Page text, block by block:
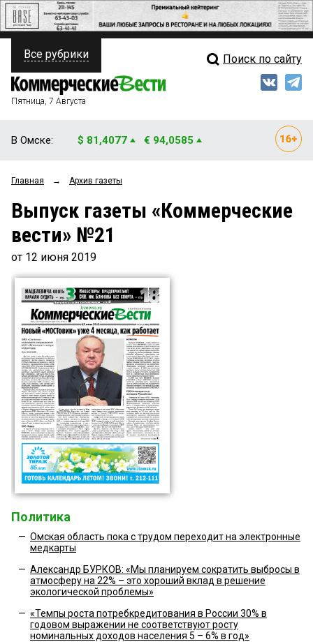
ПОЛИТИКА
ФИНАНСЫ
ОБЩЕСТВО
ЗАКОН
ПРОИСШЕСТВИЯ
СТИЛЬ ЖИЗНИ
Свежий выпуск
Рейтинги
Все рубрики Поиск по сайту
Пятница, 7 Августа
В Омске: $ 81,4077 € 94,0585
Главная → Архив газеты
Выпуск газеты «Коммерческие
вести» №21
от 12 июня 2019
Политика
— Омская область пока с трудом переходит на электронные
медкарты
— Александр БУРКОВ: «Мы планируем сократить выбросы в
атмосферу на 22% – это хороший вклад в решение
экологической проблемы»
— «Темпы роста потребкредитования в России 30% в
годовом выражении не соответствуют росту
номинальных доходов населения 5 – 6% в год»